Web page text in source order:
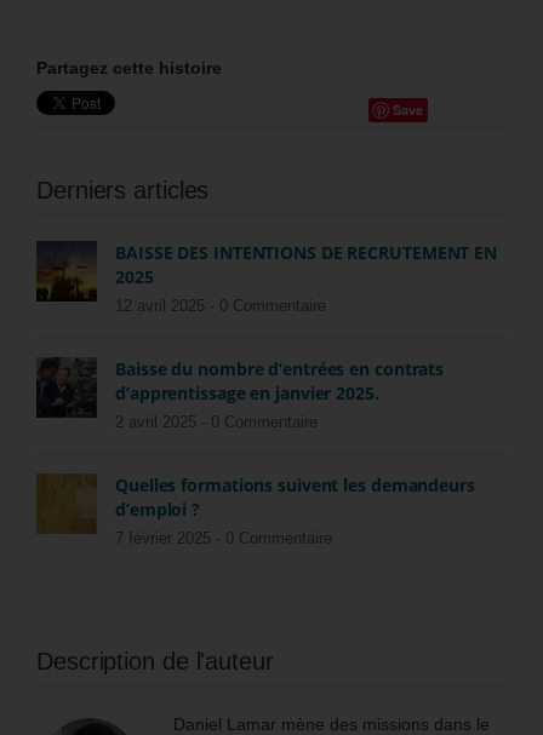
Partagez cette histoire
Save
Derniers articles
BAISSE DES INTENTIONS DE RECRUTEMENT EN
2025
12 avril 2025 - 0 Commentaire
Baisse du nombre d’entrées en contrats
d’apprentissage en janvier 2025.
2 avril 2025 - 0 Commentaire
Quelles formations suivent les demandeurs
d’emploi ?
7 février 2025 - 0 Commentaire
Description de l'auteur
Daniel Lamar mène des missions dans le